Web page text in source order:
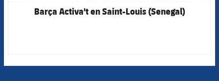
Barça Activa't en Saint-Louis (Senegal)